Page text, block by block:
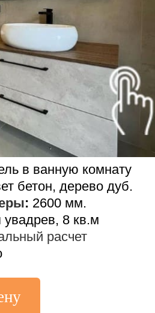
в ванную комнату
бетон, дерево дуб.
: 2600 мм.
увадрев, 8 кв.м
расчет